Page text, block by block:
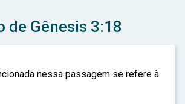
de Gênesis 3:18
nessa passagem se refere à